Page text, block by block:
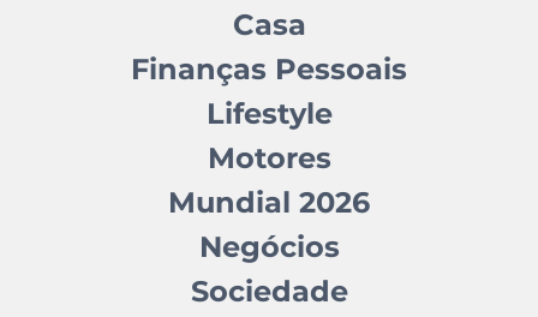
Casa
Finanças Pessoais
Lifestyle
Motores
Mundial 2026
Negócios
Sociedade